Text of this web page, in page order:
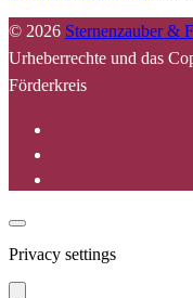
© 2026 Sternenzauber &
Urheberrechte und das
Förderkreis
Privacy settings